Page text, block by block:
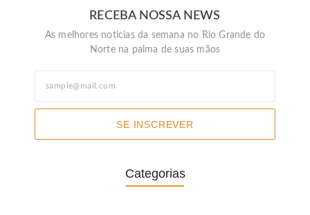
RECEBA NOSSA NEWS
As melhores noticias da semana no Rio Grande do
Norte na palma de suas mãos
SE INSCREVER
Categorias